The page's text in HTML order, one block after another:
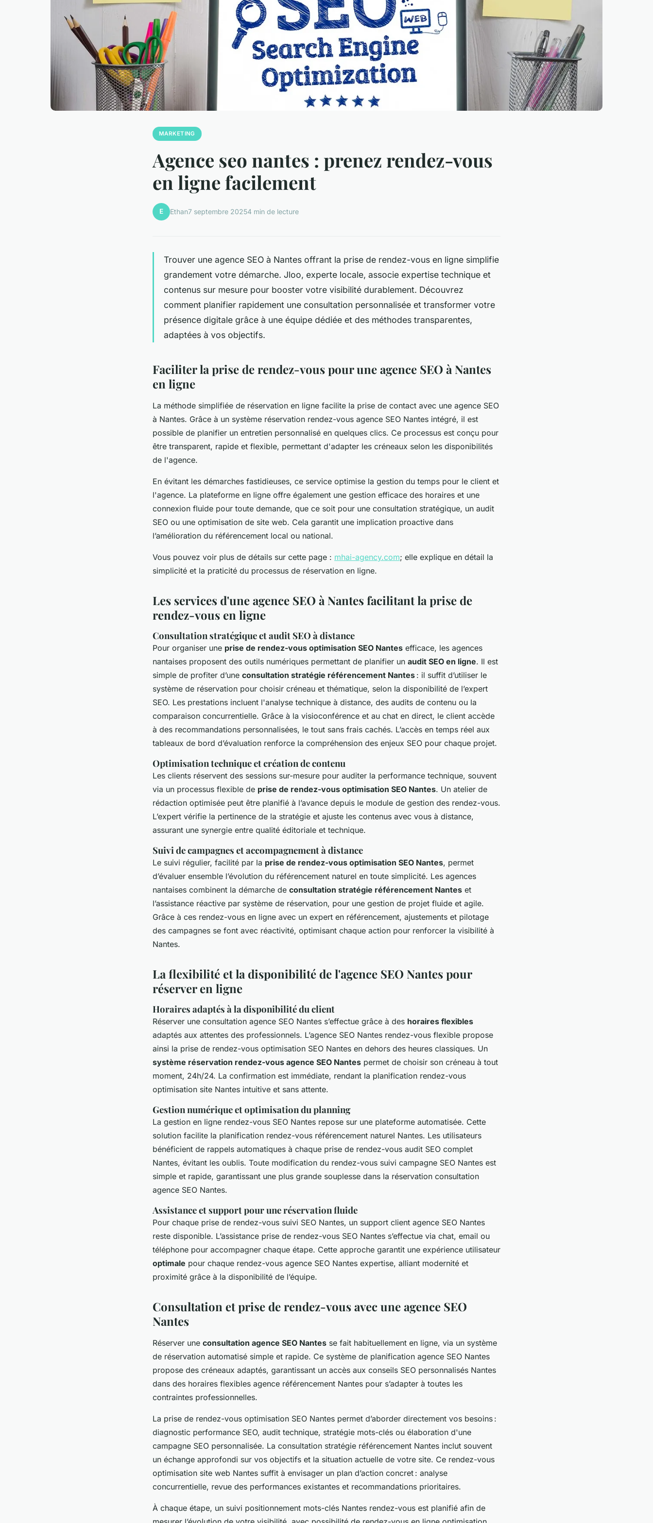
MARKETING
Agence seo nantes : prenez rendez-vous
en ligne facilement
E Ethan7 septembre 20254 min de lecture
Trouver une agence SEO à Nantes offrant la prise de rendez-vous en ligne simplifie
grandement votre démarche. Jloo, experte locale, associe expertise technique et
contenus sur mesure pour booster votre visibilité durablement. Découvrez
comment planifier rapidement une consultation personnalisée et transformer votre
présence digitale grâce à une équipe dédiée et des méthodes transparentes,
adaptées à vos objectifs.
Faciliter la prise de rendez-vous pour une agence SEO à Nantes
en ligne
La méthode simplifiée de réservation en ligne facilite la prise de contact avec une agence SEO
à Nantes. Grâce à un système réservation rendez-vous agence SEO Nantes intégré, il est
possible de planifier un entretien personnalisé en quelques clics. Ce processus est conçu pour
être transparent, rapide et flexible, permettant d'adapter les créneaux selon les disponibilités
de l'agence.
En évitant les démarches fastidieuses, ce service optimise la gestion du temps pour le client et
l'agence. La plateforme en ligne offre également une gestion efficace des horaires et une
connexion fluide pour toute demande, que ce soit pour une consultation stratégique, un audit
SEO ou une optimisation de site web. Cela garantit une implication proactive dans
l’amélioration du référencement local ou national.
Vous pouvez voir plus de détails sur cette page : mhai-agency.com; elle explique en détail la
simplicité et la praticité du processus de réservation en ligne.
Les services d'une agence SEO à Nantes facilitant la prise de
rendez-vous en ligne
Consultation stratégique et audit SEO à distance
Pour organiser une prise de rendez-vous optimisation SEO Nantes efficace, les agences
nantaises proposent des outils numériques permettant de planifier un audit SEO en ligne. Il est
simple de profiter d’une consultation stratégie référencement Nantes : il suffit d’utiliser le
système de réservation pour choisir créneau et thématique, selon la disponibilité de l’expert
SEO. Les prestations incluent l'analyse technique à distance, des audits de contenu ou la
comparaison concurrentielle. Grâce à la visioconférence et au chat en direct, le client accède
à des recommandations personnalisées, le tout sans frais cachés. L’accès en temps réel aux
tableaux de bord d’évaluation renforce la compréhension des enjeux SEO pour chaque projet.
Optimisation technique et création de contenu
Les clients réservent des sessions sur-mesure pour auditer la performance technique, souvent
via un processus flexible de prise de rendez-vous optimisation SEO Nantes. Un atelier de
rédaction optimisée peut être planifié à l’avance depuis le module de gestion des rendez-vous.
L’expert vérifie la pertinence de la stratégie et ajuste les contenus avec vous à distance,
assurant une synergie entre qualité éditoriale et technique.
Suivi de campagnes et accompagnement à distance
Le suivi régulier, facilité par la prise de rendez-vous optimisation SEO Nantes, permet
d’évaluer ensemble l’évolution du référencement naturel en toute simplicité. Les agences
nantaises combinent la démarche de consultation stratégie référencement Nantes et
l’assistance réactive par système de réservation, pour une gestion de projet fluide et agile.
Grâce à ces rendez-vous en ligne avec un expert en référencement, ajustements et pilotage
des campagnes se font avec réactivité, optimisant chaque action pour renforcer la visibilité à
Nantes.
La flexibilité et la disponibilité de l'agence SEO Nantes pour
réserver en ligne
Horaires adaptés à la disponibilité du client
Réserver une consultation agence SEO Nantes s’effectue grâce à des horaires flexibles
adaptés aux attentes des professionnels. L’agence SEO Nantes rendez-vous flexible propose
ainsi la prise de rendez-vous optimisation SEO Nantes en dehors des heures classiques. Un
système réservation rendez-vous agence SEO Nantes permet de choisir son créneau à tout
moment, 24h/24. La confirmation est immédiate, rendant la planification rendez-vous
optimisation site Nantes intuitive et sans attente.
Gestion numérique et optimisation du planning
La gestion en ligne rendez-vous SEO Nantes repose sur une plateforme automatisée. Cette
solution facilite la planification rendez-vous référencement naturel Nantes. Les utilisateurs
bénéficient de rappels automatiques à chaque prise de rendez-vous audit SEO complet
Nantes, évitant les oublis. Toute modification du rendez-vous suivi campagne SEO Nantes est
simple et rapide, garantissant une plus grande souplesse dans la réservation consultation
agence SEO Nantes.
Assistance et support pour une réservation fluide
Pour chaque prise de rendez-vous suivi SEO Nantes, un support client agence SEO Nantes
reste disponible. L’assistance prise de rendez-vous SEO Nantes s’effectue via chat, email ou
téléphone pour accompagner chaque étape. Cette approche garantit une expérience utilisateur
optimale pour chaque rendez-vous agence SEO Nantes expertise, alliant modernité et
proximité grâce à la disponibilité de l’équipe.
Consultation et prise de rendez-vous avec une agence SEO
Nantes
Réserver une consultation agence SEO Nantes se fait habituellement en ligne, via un système
de réservation automatisé simple et rapide. Ce système de planification agence SEO Nantes
propose des créneaux adaptés, garantissant un accès aux conseils SEO personnalisés Nantes
dans des horaires flexibles agence référencement Nantes pour s’adapter à toutes les
contraintes professionnelles.
La prise de rendez-vous optimisation SEO Nantes permet d’aborder directement vos besoins :
diagnostic performance SEO, audit technique, stratégie mots-clés ou élaboration d'une
campagne SEO personnalisée. La consultation stratégie référencement Nantes inclut souvent
un échange approfondi sur vos objectifs et la situation actuelle de votre site. Ce rendez-vous
optimisation site web Nantes suffit à envisager un plan d’action concret : analyse
concurrentielle, revue des performances existantes et recommandations prioritaires.
À chaque étape, un suivi positionnement mots-clés Nantes rendez-vous est planifié afin de